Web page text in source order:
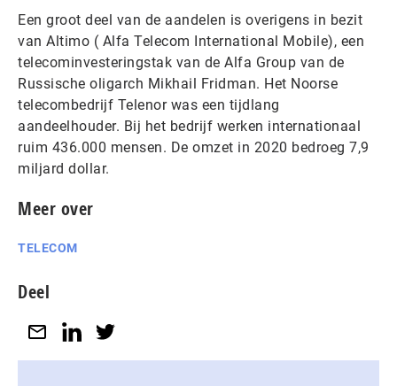
Een groot deel van de aandelen is overigens in bezit
van Altimo ( Alfa Telecom International Mobile), een
telecominvesteringstak van de Alfa Group van de
Russische oligarch Mikhail Fridman. Het Noorse
telecombedrijf Telenor was een tijdlang
aandeelhouder. Bij het bedrijf werken internationaal
ruim 436.000 mensen. De omzet in 2020 bedroeg 7,9
miljard dollar.
Meer over
TELECOM
Deel